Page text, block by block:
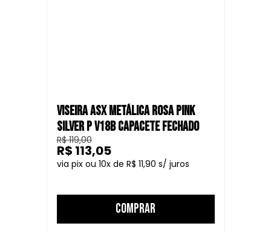
VISEIRA ASX METÁLICA ROSA PINK
SILVER P V18B CAPACETE FECHADO
R$ 119,00
10
R$ 11,90
R$ 113,05
COMPRAR